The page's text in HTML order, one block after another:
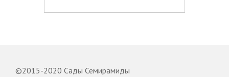
©2015-2020 Сады Семирамиды